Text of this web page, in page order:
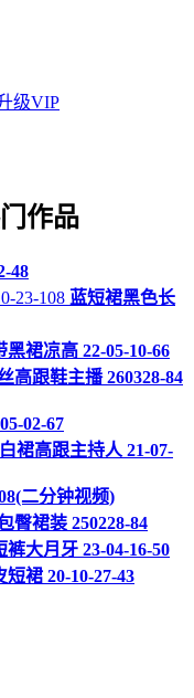
级VIP
作品
48
蓝短裙黑色长
黑裙凉高 22-05-10-66
高跟鞋主播 260328-84
02-67
白裙高跟主持人 21-07-
二分钟视频)
臀裙装 250228-84
裤大月牙 23-04-16-50
短裙 20-10-27-43